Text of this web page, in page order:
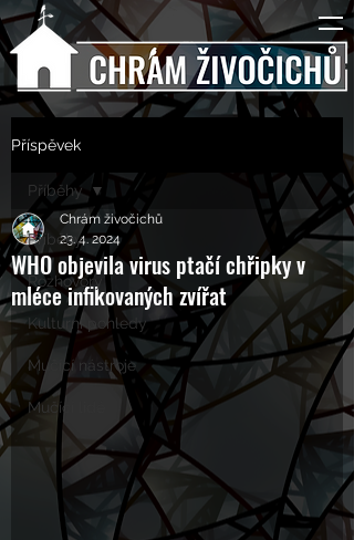
Příspěvek
Příběhy
Rozhovory
Kulturní pohledy
Mučící nástroje
Mučící lidé
Příběhy
WHO objevila virus ptačí chřipky v
mléce infikovaných zvířat
Chrám živočichů
23. 4. 2024